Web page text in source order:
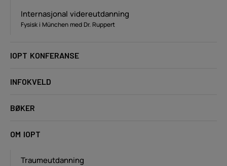
Internasjonal videreutdanning
Fysisk i München med Dr. Ruppert
IOPT KONFERANSE
INFOKVELD
BØKER
OM IOPT
Traumeutdanning